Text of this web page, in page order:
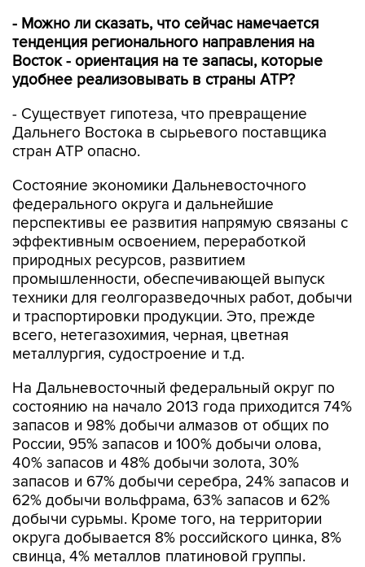
- Можно ли сказать, что сейчас намечается
тенденция регионального направления на
Восток - ориентация на те запасы, которые
удобнее реализовывать в страны АТР?
- Существует гипотеза, что превращение
Дальнего Востока в сырьевого поставщика
стран АТР опасно.
Состояние экономики Дальневосточного
федерального округа и дальнейшие
перспективы ее развития напрямую связаны с
эффективным освоением, переработкой
природных ресурсов, развитием
промышленности, обеспечивающей выпуск
техники для геолгоразведочных работ, добычи
и траспортировки продукции. Это, прежде
всего, нетегазохимия, черная, цветная
металлургия, судостроение и т.д.
На Дальневосточный федеральный округ по
состоянию на начало 2013 года приходится 74%
запасов и 98% добычи алмазов от общих по
России, 95% запасов и 100% добычи олова,
40% запасов и 48% добычи золота, 30%
запасов и 67% добычи серебра, 24% запасов и
62% добычи вольфрама, 63% запасов и 62%
добычи сурьмы. Кроме того, на территории
округа добывается 8% российского цинка, 8%
свинца, 4% металлов платиновой группы.